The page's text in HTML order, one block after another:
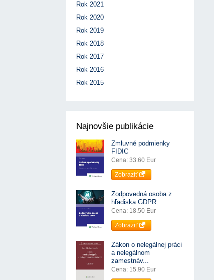
Rok 2021
Rok 2020
Rok 2019
Rok 2018
Rok 2017
Rok 2016
Rok 2015
Najnovšie publikácie
Zmluvné podmienky
FIDIC
Cena: 33.60 Eur
Zobraziť
Zodpovedná osoba z
hľadiska GDPR
Cena: 18.50 Eur
Zobraziť
Zákon o nelegálnej práci
a nelegálnom
zamestnáv...
Cena: 15.90 Eur